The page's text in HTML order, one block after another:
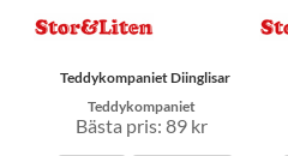
Teddykompaniet Diinglisar
Teddykompaniet
Bästa pris: 89 kr